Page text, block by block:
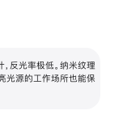
反光率极低。纳米纹理
光源的工作场所也能保